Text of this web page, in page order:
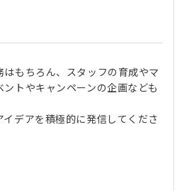
もちろん、スタッフの育成やマ
トやキャンペーンの企画なども
デアを積極的に発信してくださ